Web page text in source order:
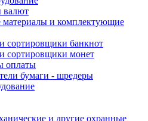
валют
материалы и комплектующие
сортировщики банкнот
сортировщики монет
оплаты
бумаги - шредеры
и другие охранные